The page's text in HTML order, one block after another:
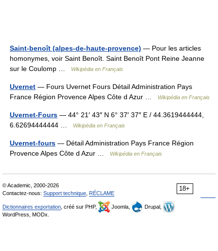
Saint-benoît (alpes-de-haute-provence) — Pour les articles
homonymes, voir Saint Benoît. Saint Benoît Pont Reine Jeanne
sur le Coulomp …
Wikipédia en Français
Uvernet — Fours Uvernet Fours Détail Administration Pays
France Région Provence Alpes Côte d Azur …
Wikipédia en Français
Uvernet-Fours — 44° 21′ 43″ N 6° 37′ 37″ E / 44.3619444444,
6.62694444444 …
Wikipédia en Français
Uvernet-fours — Détail Administration Pays France Région
Provence Alpes Côte d Azur …
Wikipédia en Français
18+
© Academic, 2000-2026
Contactez-nous: Support technique RÉCLAME
Dictionnaires exportation , créé sur PHP, Joomla,
Drupal,
WordPress, MODx.